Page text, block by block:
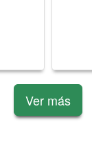
Ver más